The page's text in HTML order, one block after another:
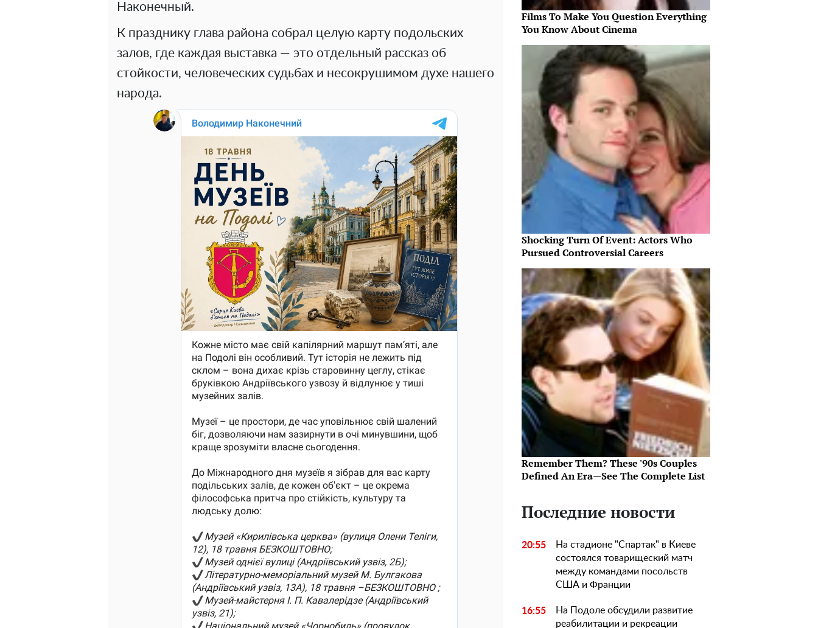
Наконечный.
К празднику глава района собрал целую карту подольских
залов, где каждая выставка — это отдельный рассказ об
стойкости, человеческих судьбах и несокрушимом духе нашего
народа.
Films To Make You Question Everything
You Know About Cinema
Shocking Turn Of Event: Actors Who
Pursued Controversial Careers
Remember Them? These '90s Couples
Defined An Era—See The Complete List
Последние новости
20:55
На стадионе "Спартак" в Киеве
состоялся товарищеский матч
между командами посольств
США и Франции
16:55
На Подоле обсудили развитие
реабилитации и рекреации